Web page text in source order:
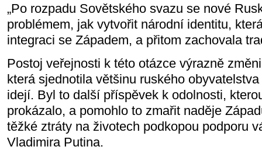
„Po rozpadu Sovětského svazu se nové
problémem, jak vytvořit národní identitu,
integraci se Západem, a přitom zachovala
Postoj veřejnosti k této otázce výrazně
která sjednotila většinu ruského
idejí. Byl to další příspěvek k odolnosti,
prokázalo, a pomohlo to zmařit naděje
těžké ztráty na životech podkopou podporu
Vladimira Putina.